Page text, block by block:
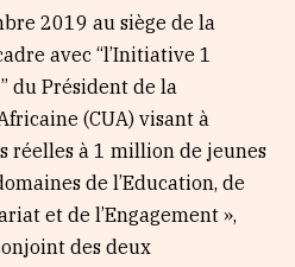
2019 au siège de la
avec “l’Initiative 1
du Président de la
(CUA) visant à
réelles à 1 million de jeunes
de l’Education, de
et de l’Engagement »,
des deux